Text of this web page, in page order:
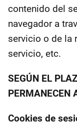
contenido del
navegador a
servicio o de la
servicio, etc.
SEGÚN EL
PERMANECEN
Cookies de